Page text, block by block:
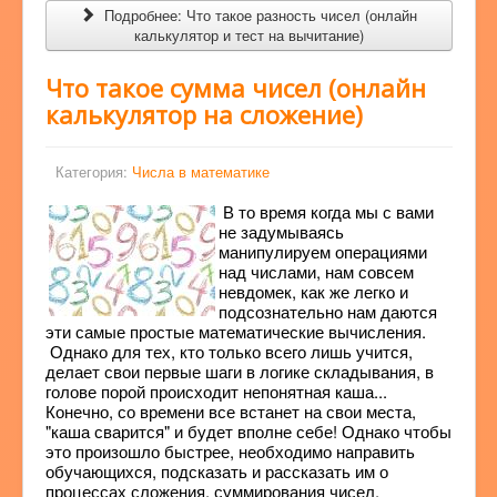
Подробнее: Что такое разность чисел (онлайн
калькулятор и тест на вычитание)
Что такое сумма чисел (онлайн
калькулятор на сложение)
Категория: Числа в математике
В то время когда мы с вами
не задумываясь
манипулируем операциями
над числами, нам совсем
невдомек, как же легко и
подсознательно нам даются
эти самые простые математические вычисления.
Однако для тех, кто только всего лишь учится,
делает свои первые шаги в логике складывания, в
голове порой происходит непонятная каша...
Конечно, со времени все встанет на свои места,
"каша сварится" и будет вполне себе! Однако чтобы
это произошло быстрее, необходимо направить
обучающихся, подсказать и рассказать им о
процессах сложения, суммирования чисел.